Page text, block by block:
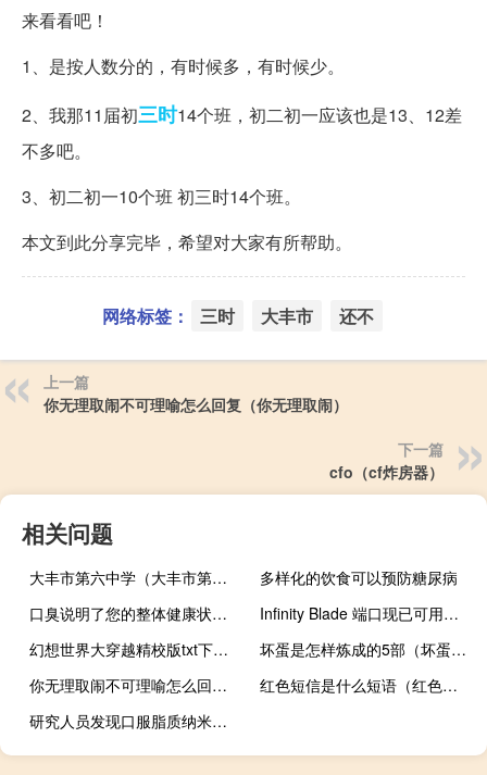
来看看吧！
1、是按人数分的，有时候多，有时候少。
2、我那11届初三时14个班，初二初一应该也是13、12差
不多吧。
3、初二初一10个班 初三时14个班。
本文到此分享完毕，希望对大家有所帮助。
网络标签： 三时 大丰市 还不
上一篇
你无理取闹不可理喻怎么回复（你无理取闹）
下一篇
cfo（cf炸房器）
相关问题
大丰市第六中学（大丰市第三中学）
多样化的饮食可以预防糖尿病
口臭说明了您的整体健康状况以及您可以改善它的自然方法
Infinity Blade 端口现已可用于 PC
幻想世界大穿越精校版txt下载（幻想世界图标）
坏蛋是怎样炼成的5部（坏蛋怎样炼成的1至4部）
你无理取闹不可理喻怎么回复（你无理取闹）
红色短信是什么短语（红色短信）
研究人员发现口服脂质纳米颗粒药物可以预防结肠炎相关癌症的发展